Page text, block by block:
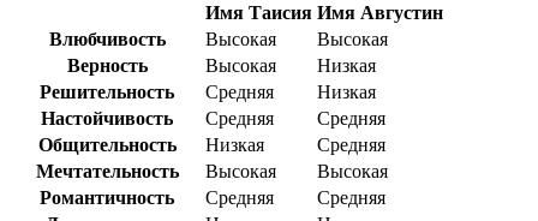
Имя Таисия Имя Августин
Влюбчивость
Высокая
Высокая
Верность
Высокая
Низкая
Решительность
Средняя
Низкая
Настойчивость
Средняя
Средняя
Общительность
Низкая
Средняя
Мечтательность
Высокая
Высокая
Романтичность
Средняя
Средняя